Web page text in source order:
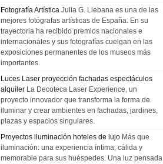
Fotografía Artística Julia G. Liebana es una de las
mejores fotógrafas artísticas de España. En su
trayectoria ha recibido premios nacionales e
internacionales y sus fotografías cuelgan en las
exposiciones permanentes de los museos más
importantes.
Luces Laser proyección fachadas espectáculos
alquiler La Decoteca Laser Experience, un
proyecto innovador que transforma la forma de
iluminar y crear ambientes en fachadas, jardines,
plazas y espacios singulares.
Proyectos iluminación hoteles de lujo Más que
iluminación: una experiencia íntima, cálida y
memorable para sus huéspedes. Una luz pensada